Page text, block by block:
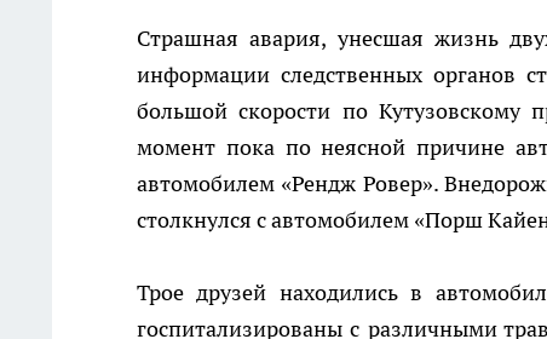
Страшная авария, унесшая жизнь
информации следственных органов
большой скорости по Кутузовскому
момент пока по неясной причине
автомобилем «Рендж Ровер».
столкнулся с автомобилем «Порш
Трое друзей находились в
госпитализированы с различными